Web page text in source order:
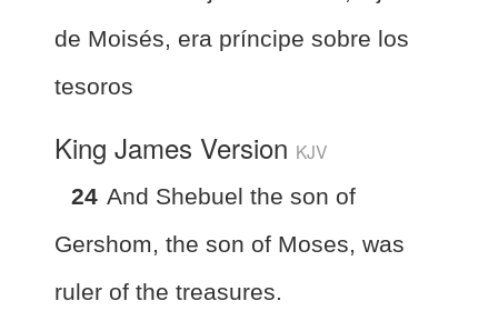
de Moisés, era príncipe sobre los
tesoros
King James Version KJV
24 And Shebuel the son of
Gershom, the son of Moses, was
ruler of the treasures.